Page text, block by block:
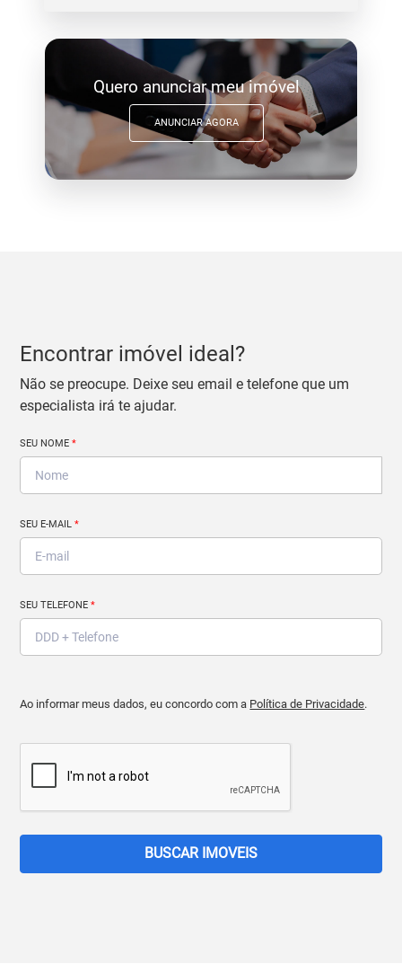
Quero anunciar meu imóvel
ANUNCIAR AGORA
Encontrar imóvel ideal?
Não se preocupe. Deixe seu email e telefone que um
especialista irá te ajudar.
SEU NOME*
SEU E-MAIL*
SEU TELEFONE*
Ao informar meus dados, eu concordo com a Política de Privacidade.
BUSCAR IMOVEIS